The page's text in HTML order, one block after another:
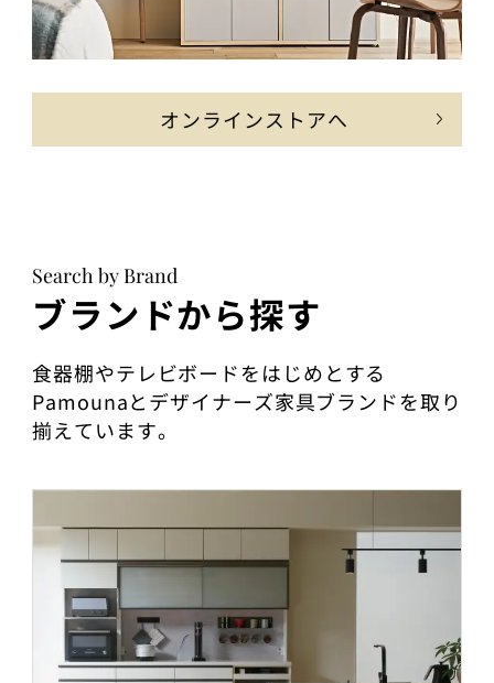
オンラインストアへ
Search by Brand
ブランドから探す
食器棚やテレビボードをはじめとする
Pamounaとデザイナーズ家具ブランドを取り
揃えています。